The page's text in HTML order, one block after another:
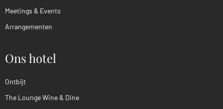
Meetings & Events
Arrangementen
Ons hotel
Ontbijt
The Lounge Wine & Dine